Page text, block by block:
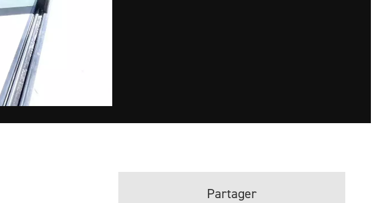
Partager